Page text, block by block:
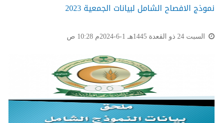
نموذج الافصاح الشامل لبيانات الجمعية 2023
السبت 24 ذو القعدة 1445هـ 1-6-2024م 10:28 ص